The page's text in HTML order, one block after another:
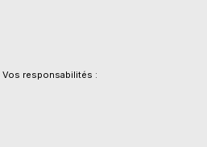
Vos responsabilités :